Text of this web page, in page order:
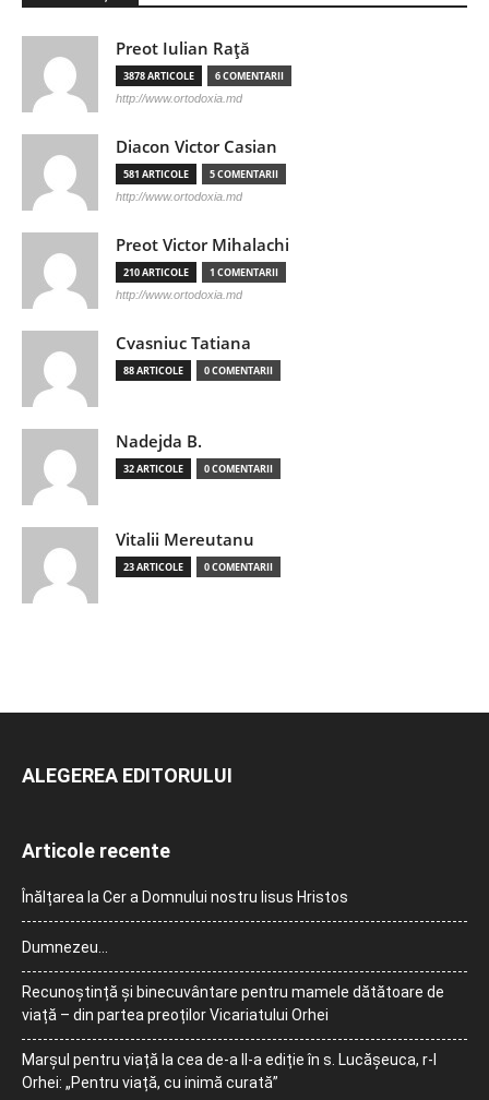
Preot Iulian Raţă
3878 ARTICOLE 6 COMENTARII
http://www.ortodoxia.md
Diacon Victor Casian
581 ARTICOLE 5 COMENTARII
http://www.ortodoxia.md
Preot Victor Mihalachi
210 ARTICOLE 1 COMENTARII
http://www.ortodoxia.md
Cvasniuc Tatiana
88 ARTICOLE 0 COMENTARII
Nadejda B.
32 ARTICOLE 0 COMENTARII
Vitalii Mereutanu
23 ARTICOLE 0 COMENTARII
ALEGEREA EDITORULUI
Articole recente
Înălțarea la Cer a Domnului nostru Iisus Hristos
Dumnezeu…
Recunoștință și binecuvântare pentru mamele dătătoare de
viață – din partea preoților Vicariatului Orhei
Marșul pentru viață la cea de-a II-a ediție în s. Lucășeuca, r-l
Orhei: „Pentru viață, cu inimă curată”